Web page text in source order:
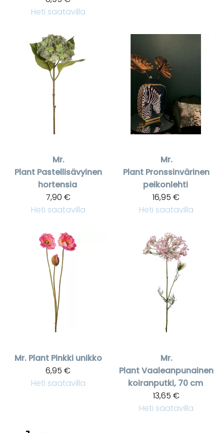
Heti saatavilla
Mr.
Plant Pastellisävyinen
hortensia
7,90 €
Heti saatavilla
Mr.
Plant Pronssinvärinen
peikonlehti
16,95 €
Heti saatavilla
Mr. Plant Pinkki unikko
6,95 €
Heti saatavilla
Mr.
PlantVaaleanpunainen
koiranputki, 70 cm
13,65 €
Heti saatavilla